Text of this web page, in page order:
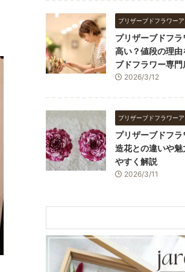
プリザーブドフラワー
プリザーブドフ
高い？値段の理
ブドフラワー専
2026/3/12
プリザーブドフラワー
プリザーブドフラ
造花との違いや魅
やすく解説
2026/3/11